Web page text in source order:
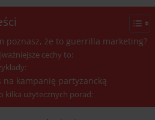
poznasz, że to guerrilla marketing?
cechy to:
na kampanię partyzancką
kilka użytecznych porad: